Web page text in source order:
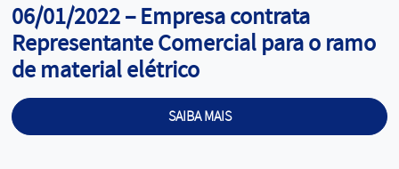
Cargo:
06/01/2022 – Empresa contrata
Representante Comercial para o ramo
de material elétrico
SAIBA MAIS